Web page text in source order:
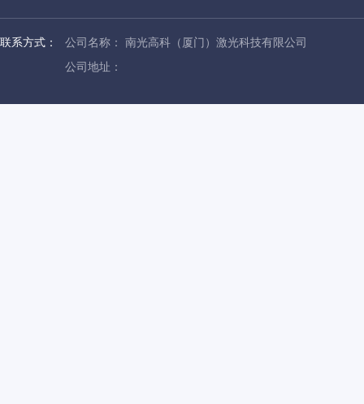
联系方式：
公司名称： 南光高科（厦门）激光科技有限公司
公司地址：